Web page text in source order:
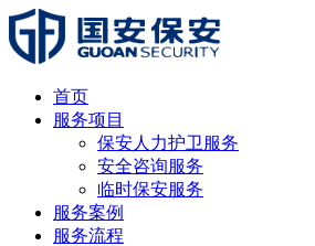
首页
服务项目
保安人力护卫服务
安全咨询服务
临时保安服务
服务案例
服务流程